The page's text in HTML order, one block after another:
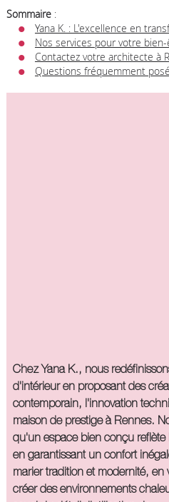
Sommaire:
Yana K. : L'excellence en
Nos services pour votre
Contactez votre architecte à
Questions fréquemment
Chez Yana K., nous
d'intérieur en proposant des
contemporain, l'innovation
maison de prestige à Rennes.
qu'un espace bien conçu
en garantissant un confort
marier tradition et modernité,
créer des environnements